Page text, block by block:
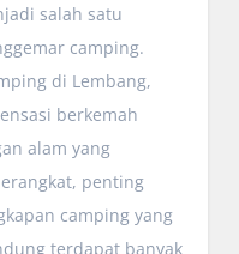
salah satu
camping.
di Lembang,
berkemah
alam yang
penting
camping yang
terdapat banyak